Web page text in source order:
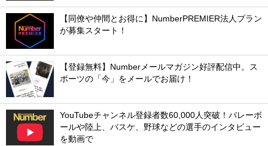
【同僚や仲間とお得に】NumberPREMIER法人プラン
が募集スタート！
【登録無料】Numberメールマガジン好評配信中。ス
ポーツの「今」をメールでお届け！
YouTubeチャンネル登録者数60,000人突破！バレーボ
ールや陸上、バスケ、野球などの選手のインタビュー
を動画で